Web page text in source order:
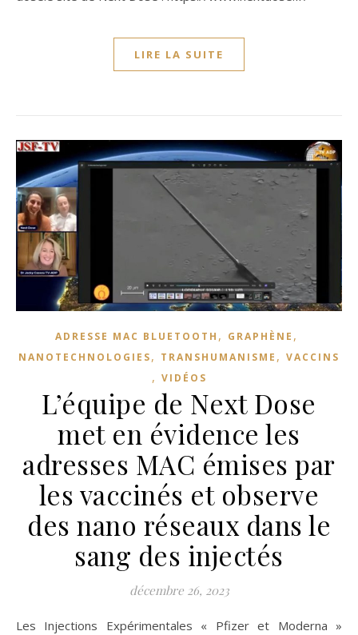
LIRE LA SUITE
ADRESSE MAC BLUETOOTH , GRAPHÈNE ,
NANOTECHNOLOGIES, TRANSHUMANISME , VACCINS
, VIDÉOS
L’équipe de Next Dose
met en évidence les
adresses MAC émises par
les vaccinés et observe
des nano réseaux dans le
sang des injectés
décembre 26, 2023
Les Injections Expérimentales « Pfizer et Moderna »